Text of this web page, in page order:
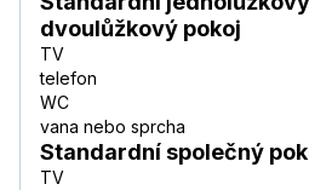
dvoulůžkový pokoj
TV
telefon
WC
vana nebo sprcha
Standardní společný
TV